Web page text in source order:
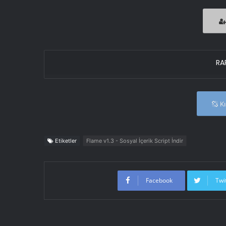
Etiketler Flame v1.3 - Sosyal İçerik Script İndir
Facebook